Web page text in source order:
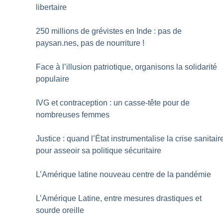
libertaire
250 millions de grévistes en Inde : pas de
paysan.nes, pas de nourriture !
Face à l’illusion patriotique, organisons la solidarité
populaire
IVG et contraception : un casse-tête pour de
nombreuses femmes
Justice : quand l’État instrumentalise la crise
pour asseoir sa politique sécuritaire
L’Amérique latine nouveau centre de la pandémie
L’Amérique Latine, entre mesures drastiques et
sourde oreille